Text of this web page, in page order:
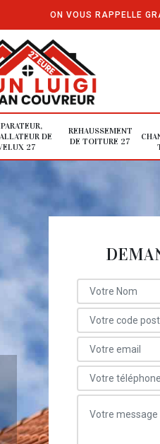
ON VOUS RAPPELLE
DE
27
REHAUSSEMENT
DE TOITURE 27